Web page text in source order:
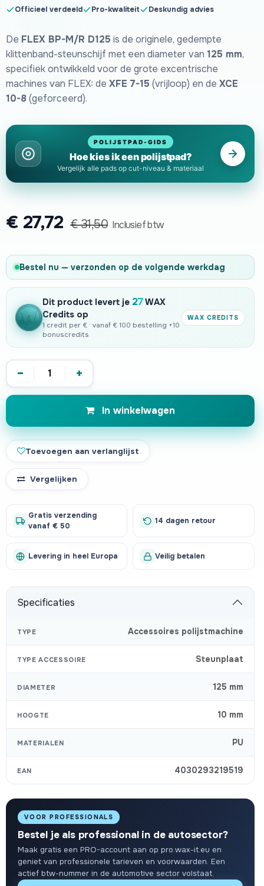
Officieel verdeeld Pro-kwaliteit Deskundig advies
De FLEX BP-M/R D125 is de originele, gedempte
klittenband-steunschijf met een diameter van 125 mm,
specifiek ontwikkeld voor de grote excentrische
machines van FLEX: de XFE 7-15 (vrijloop) en de XCE
10-8(geforceerd).
POLIJSTPAD-GIDS
Hoe kies ik een polijstpad?
Vergelijk alle pads op cut-niveau & materiaal
€ 27,72 €31,50 Inclusief btw
Bestel nu — verzonden op de volgende werkdag
Dit product levert je 27WAX
Credits op
1 credit per € · vanaf € 100 bestelling +10
bonuscredits
WAX CREDITS
− +
In winkelwagen
Toevoegen aan verlanglijst
Vergelijken
Gratis verzending
vanaf € 50
14 dagen retour
Levering in heel Europa Veilig betalen
Specificaties
TYPE Accessoires polijstmachine
TYPE ACCESSOIRE Steunplaat
DIAMETER 125 mm
HOOGTE 10 mm
MATERIALEN PU
EAN 4030293219519
VOOR PROFESSIONALS
Bestel je als professional in de autosector?
Maak gratis een PRO-account aan op pro.wax-it.eu en
geniet van professionele tarieven en voorwaarden. Een
actief btw-nummer in de automotive sector volstaat.